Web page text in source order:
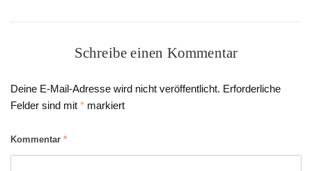
Schreibe einen Kommentar
Deine E-Mail-Adresse wird nicht veröffentlicht. Erforderliche
Felder sind mit * markiert
Kommentar *